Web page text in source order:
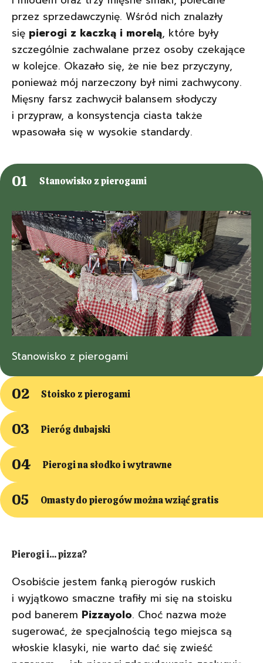
przez sprzedawczynię. Wśród nich znalazły
się pierogi z kaczką i morelą, które były
szczególnie zachwalane przez osoby czekające
w kolejce. Okazało się, że nie bez przyczyny,
ponieważ mój narzeczony był nimi zachwycony.
Mięsny farsz zachwycił balansem słodyczy
i przypraw, a konsystencja ciasta także
wpasowała się w wysokie standardy.
Stanowisko z pierogami
Stanowisko z pierogami
Stoisko z pierogami
Pieróg dubajski
Pierogi na słodko i wytrawne
Pierogi na słodko i wytrawne
Omasty do pierogów można wziąć gratis
Pierogi i... pizza?
Osobiście jestem fanką pierogów ruskich
i wyjątkowo smaczne trafiły mi się na stoisku
pod banerem Pizzayolo. Choć nazwa może
sugerować, że specjalnością tego miejsca są
włoskie klasyki, nie warto dać się zwieść